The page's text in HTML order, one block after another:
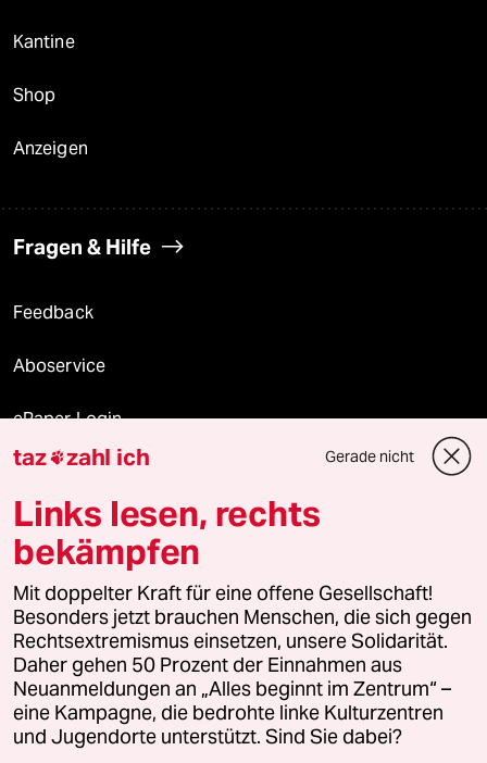
Kantine
Shop
Anzeigen
Fragen & Hilfe
Feedback
Aboservice
ePaper Login
Downloads für Abonnierende
© 2026 taz Verlags und Vertriebs GmbH
Alle Rechte vorbehalten. Bei rechtlichen Fragen oder für Genehmigungen
wenden Sie sich bitte an
lizenzen@taz.de
Feedback Redaktionsstatut Kommune-Richtlinien
Leitlinie Informant Datenschutz Impressum AGB
taz zahl ich Gerade nicht
Links lesen, rechts
bekämpfen
Mit doppelter Kraft für eine offene Gesellschaft!
Besonders jetzt brauchen Menschen, die sich gegen
Rechtsextremismus einsetzen, unsere Solidarität.
Daher gehen 50 Prozent der Einnahmen aus
Neuanmeldungen an „Alles beginnt im Zentrum“ –
eine Kampagne, die bedrohte linke Kulturzentren
und Jugendorte unterstützt. Sind Sie dabei?